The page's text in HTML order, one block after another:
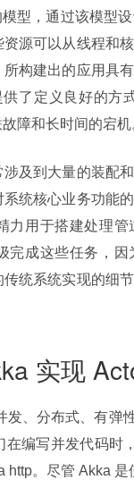
源可以从线程和
构建出的应用具
了定义良好的方
障和长时间的宕机
及到大量的装配
统核心业务功能
力用于搭建处理
完成这些任务，
统系统实现的细
实现
发、分布式、有弹
编写并发代码时
http。尽管 Akka